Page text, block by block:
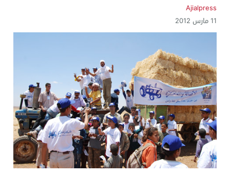
Ajialpress
11 مارس 2012